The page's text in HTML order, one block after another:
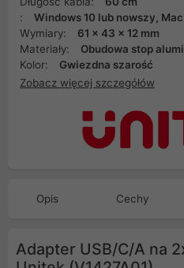
:
Windows 10 lub nowszy,
Wymiary:
61 x 43 x 12 mm
Materiały:
Obudowa stop
Kolor:
Gwiezdna szarość
Zobacz więcej szczegółów
Opis Cechy
Adapter USB/C/A na